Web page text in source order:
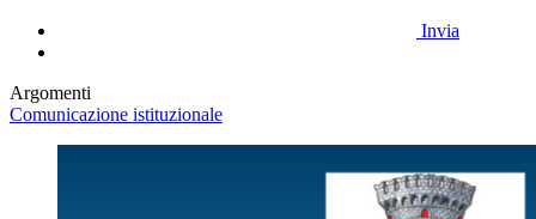
Invia
Argomenti
Comunicazione istituzionale